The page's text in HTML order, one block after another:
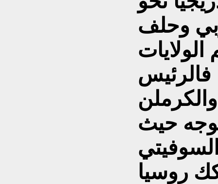
وحلف
فالرئيس
حيث
روسيا